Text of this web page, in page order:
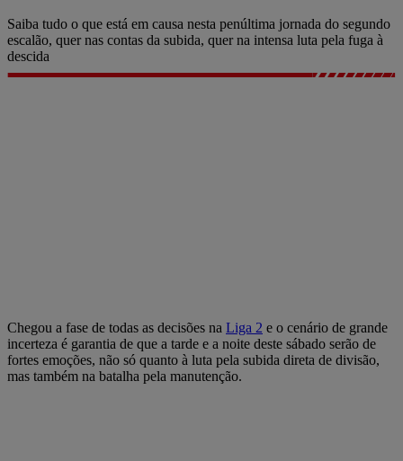
Saiba tudo o que está em causa nesta penúltima jornada do segundo
escalão, quer nas contas da subida, quer na intensa luta pela fuga à
descida
Chegou a fase de todas as decisões na Liga 2 e o cenário de grande
incerteza é garantia de que a tarde e a noite deste sábado serão de
fortes emoções, não só quanto à luta pela subida direta de divisão,
mas também na batalha pela manutenção.